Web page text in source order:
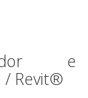
e
/ Revit®